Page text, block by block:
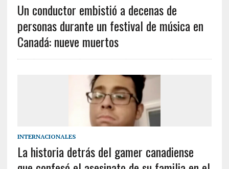
Un conductor embistió a decenas de
personas durante un festival de música en
Canadá: nueve muertos
INTERNACIONALES
La historia detrás del gamer canadiense